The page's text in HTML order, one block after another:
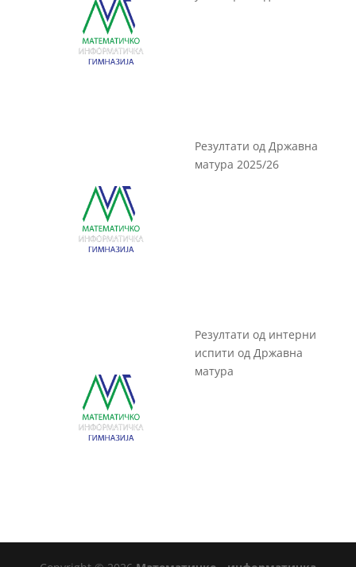
Резултати од Државна
матура 2025/26
Резултати од интерни
испити од Државна
матура